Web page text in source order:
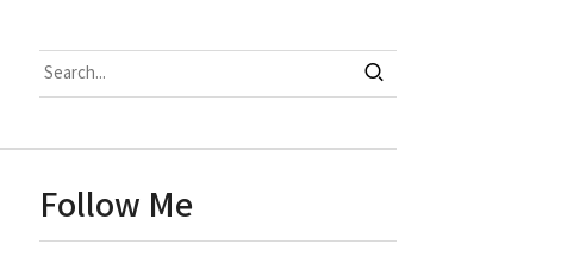
Follow Me